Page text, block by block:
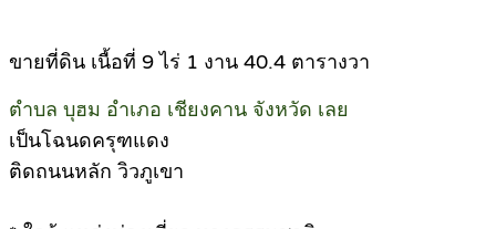
ขายที่ดิน เนื้อที่ 9 ไร่ 1 งาน 40.4 ตารางวา
ตำบล บุฮม อำเภอ เชียงคาน จังหวัด เลย
เป็นโฉนดครุฑแดง
ติดถนนหลัก วิวภูเขา